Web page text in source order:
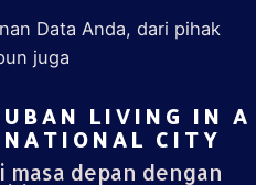
Data Anda, dari pihak
juga
LIVING IN A
CITY​
depan dengan